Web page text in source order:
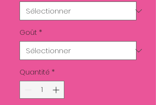
Goût *
Quantité *